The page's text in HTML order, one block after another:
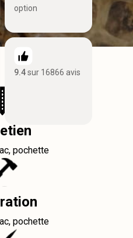
option
9.4sur 16866 avis
pochette
pochette